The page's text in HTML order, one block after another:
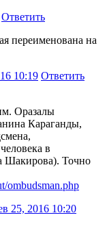
Ответить
переименована на
10:19 Ответить
Оразалы
Караганды,
в
Шакирова). Точно
ombudsman.php
25, 2016 10:20